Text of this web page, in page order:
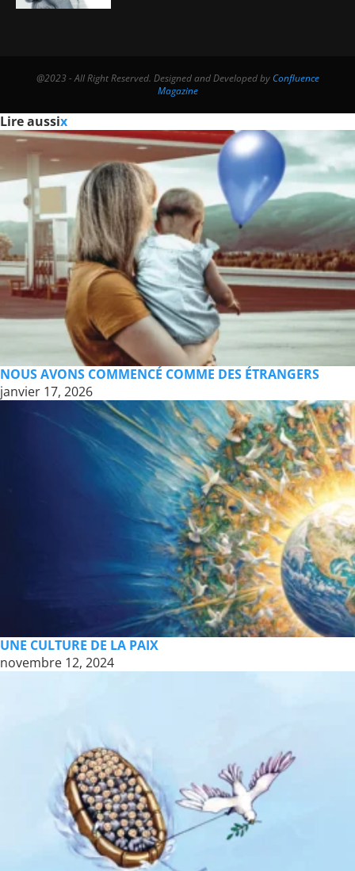
@2023 - All Right Reserved. Designed and Developed by Confluence
Magazine
Lire aussix
NOUS AVONS COMMENCÉ COMME DES ÉTRANGERS
janvier 17, 2026
UNE CULTURE DE LA PAIX
novembre 12, 2024